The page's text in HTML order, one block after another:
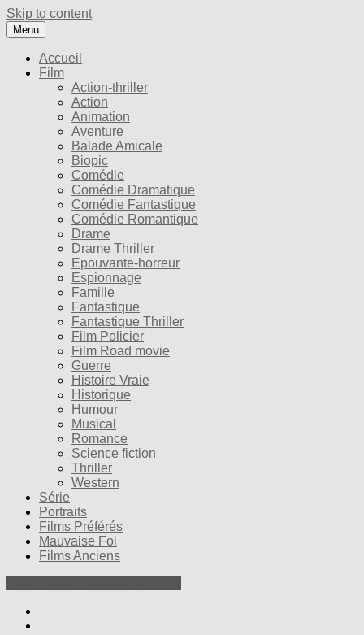
Skip to content
Menu
Accueil
Film
Action-thriller
Action
Animation
Aventure
Balade Amicale
Biopic
Comédie
Comédie Dramatique
Comédie Fantastique
Comédie Romantique
Drame
Drame Thriller
Epouvante-horreur
Espionnage
Famille
Fantastique
Fantastique Thriller
Film Policier
Film Road movie
Guerre
Histoire Vraie
Historique
Humour
Musical
Romance
Science fiction
Thriller
Western
Série
Portraits
Films Préférés
Mauvaise Foi
Films Anciens